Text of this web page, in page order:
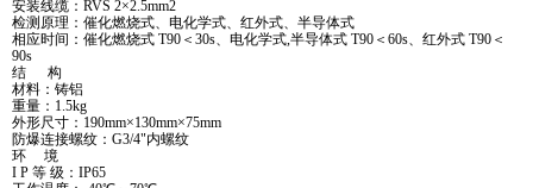
安装线缆：RVS 2×2.5mm2
检测原理：催化燃烧式、电化学式、红外式、半导体式
相应时间：催化燃烧式 T90＜30s、电化学式,半导体式 T90＜60s、红外式 T90＜
90s
结 构
材料：铸铝
重量：1.5kg
外形尺寸：190mm×130mm×75mm
防爆连接螺纹：G3/4"内螺纹
环 境
I P 等 级：IP65